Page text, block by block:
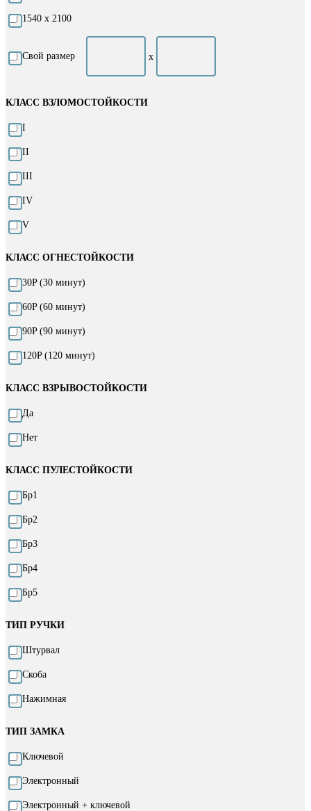
1540 х 2100
Свой размер х
КЛАСС ВЗЛОМОСТОЙКОСТИ
I
II
III
IV
V
КЛАСС ОГНЕСТОЙКОСТИ
30P (30 минут)
60P (60 минут)
90P (90 минут)
120P (120 минут)
КЛАСС ВЗРЫВОСТОЙКОСТИ
Да
Нет
КЛАСС ПУЛЕСТОЙКОСТИ
Бр1
Бр2
Бр3
Бр4
Бр5
ТИП РУЧКИ
Штурвал
Скоба
Нажимная
ТИП ЗАМКА
Ключевой
Электронный
Электронный + ключевой